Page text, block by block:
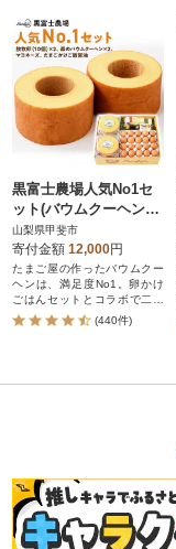
黒富士農場人気No1セ
ット(バウムクーヘン2
個と放牧卵20個のセッ
ト)
山梨県甲斐市
寄付金額 12,000円
たまご屋の作ったバウムクー
ヘンは、満足度No1。卵かけ
ごはんセットとコラボで二度
美味しいセットです。
(440件)